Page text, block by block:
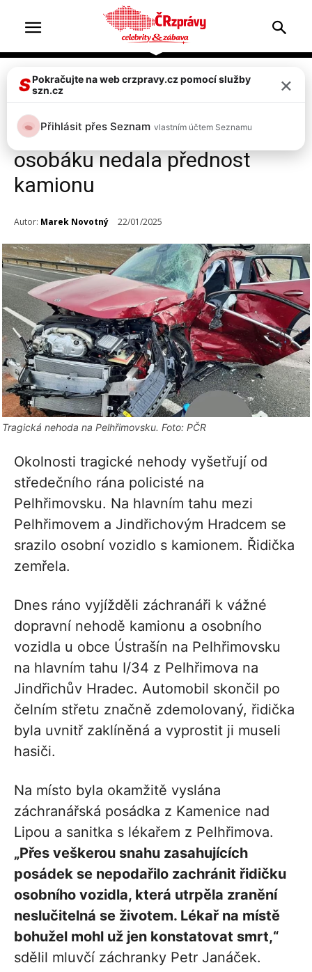
Doprava & nehody Top 2
FOTO: Tragická nehoda na
Pelhřimovsku! Řidička
osobáku nedala přednost
kamionu
Autor: Marek Novotný 22/01/2025
Tragická nehoda na Pelhřimovsku. Foto: PČR
Okolnosti tragické nehody vyšetřují od
středečního rána policisté na
Pelhřimovsku. Na hlavním tahu mezi
Pelhřimovem a Jindřichovým Hradcem se
srazilo osobní vozidlo s kamionem. Řidička
zemřela.
Dnes ráno vyjížděli záchranáři k vážné
dopravní nehodě kamionu a osobního
vozidla u obce Ústrašín na Pelhřimovsku
na hlavním tahu I/34 z Pelhřimova na
Jindřichův Hradec. Automobil skončil po
čelním střetu značně zdemolovaný, řidička
byla uvnitř zaklíněná a vyprostit ji museli
hasiči.
Na místo byla okamžitě vyslána
záchranářská posádka z Kamenice nad
Lipou a sanitka s lékařem z Pelhřimova.
„Přes veškerou snahu zasahujících
posádek se nepodařilo zachránit řidičku
osobního vozidla, která utrpěla zranění
neslučitelná se životem. Lékař na místě
bohužel mohl už jen konstatovat smrt,“
sdělil mluvčí záchranky Petr Janáček.
SPokračujte na web crzpravy.cz pomocí služby
szn.cz
×
Přihlásit přes Seznam vlastním účtem Seznamu